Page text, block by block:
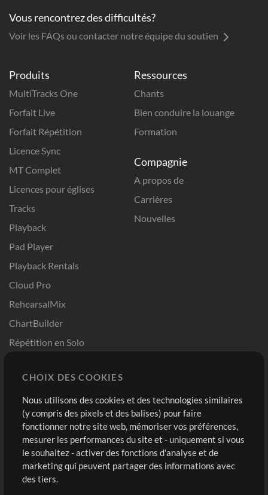
Produits
MultiTracks One
Forfait Live
Forfait Répétition
Licence Sync
MT Complet
Licences pour églises
Tracks
Playback
Pad Player
Playback Rentals
Cloud Pro
RehearsalMix
ChartBuilder
Répétition en Solo
Modèles ProPresenter
Sons
Ressources
Chants
Bien conduire la louange
Formation
Compagnie
A propos de
Carrières
Nouvelles
Boutique
Acheter des crédits
Contenu gratuit
Demander les pistes
Compte
Connexion
S'inscrire
Vous rencontrez des difficultés?
Voir les FAQs ou contacter notre équipe du soutien
CHOIX DES COOKIES
Nous utilisons des cookies et des technologies similaires
(y compris des pixels et des balises) pour faire
fonctionner notre site web, mémoriser vos préférences,
mesurer les performances du site et - uniquement si vous
le souhaitez - activer des fonctions d'analyse et de
marketing qui peuvent partager des informations avec
des tiers.